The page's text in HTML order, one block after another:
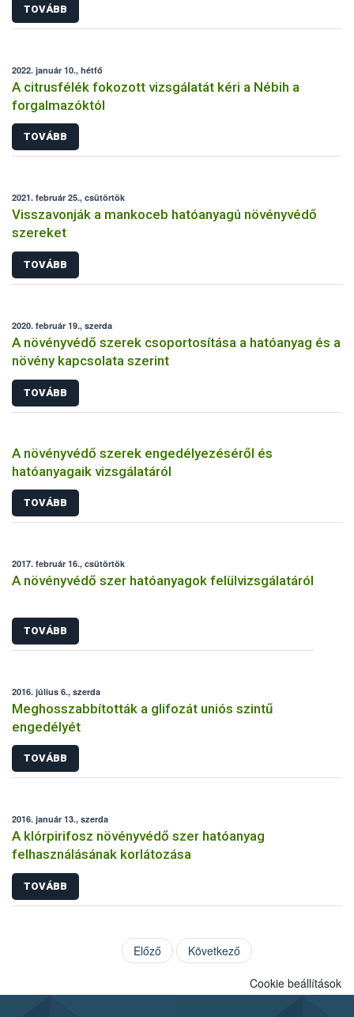
TOVÁBB
2022. január 10., hétfő
A citrusfélék fokozott vizsgálatát kéri a Nébih a
forgalmazóktól
TOVÁBB
2021. február 25., csütörtök
Visszavonják a mankoceb hatóanyagú növényvédő
szereket
TOVÁBB
2020. február 19., szerda
A növényvédő szerek csoportosítása a hatóanyag és a
növény kapcsolata szerint
TOVÁBB
A növényvédő szerek engedélyezéséről és
hatóanyagaik vizsgálatáról
TOVÁBB
2017. február 16., csütörtök
A növényvédő szer hatóanyagok felülvizsgálatáról
TOVÁBB
2016. július 6., szerda
Meghosszabbították a glifozát uniós szintű
engedélyét
TOVÁBB
2016. január 13., szerda
A klórpirifosz növényvédő szer hatóanyag
felhasználásának korlátozása
TOVÁBB
Előző Következő
Cookie beállítások